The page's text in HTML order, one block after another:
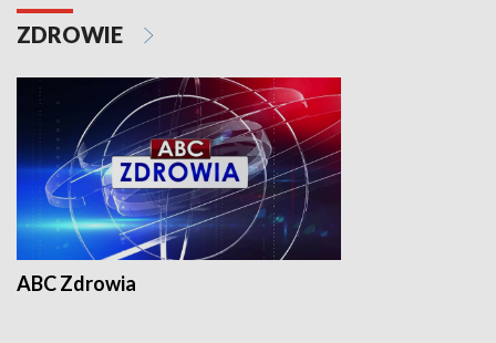
ZDROWIE
ABC Zdrowia